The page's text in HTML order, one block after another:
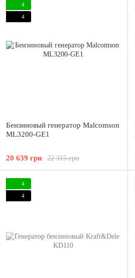
4
4
Бензиновый генератор Malcomson
ML3200-GE1
22 315 грн
20 639 грн
4
4